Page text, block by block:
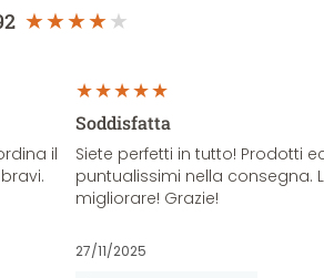
il
Soddisfatta
Siete perfetti in tutto! Prodotti
puntualissimi nella consegna.
migliorare! Grazie!
27/11/2025